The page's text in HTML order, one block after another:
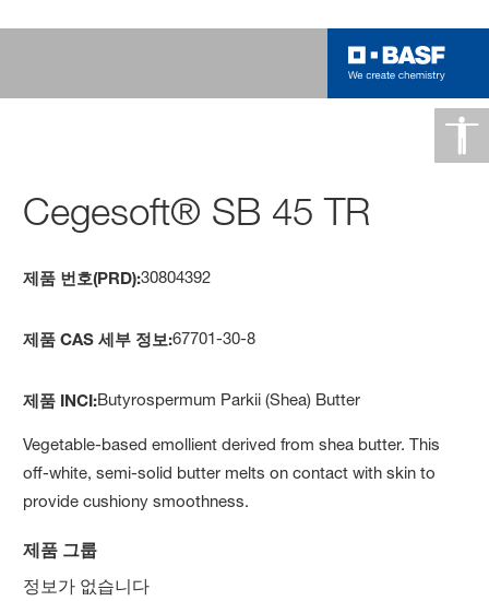
Cegesoft® SB 45 TR
제품 번호(PRD):30804392
제품 CAS 세부 정보:67701-30-8
제품 INCI:Butyrospermum Parkii (Shea) Butter
Vegetable-based emollient derived from shea butter. This
off-white, semi-solid butter melts on contact with skin to
provide cushiony smoothness.
제품 그룹
정보가 없습니다